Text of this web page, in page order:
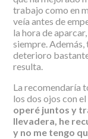
trabajo como en
veía antes de
la hora de
siempre.
deterioro
resulta.
La recomendaría
los dos ojos con
operé juntos y
llevadera, he
y no me tengo